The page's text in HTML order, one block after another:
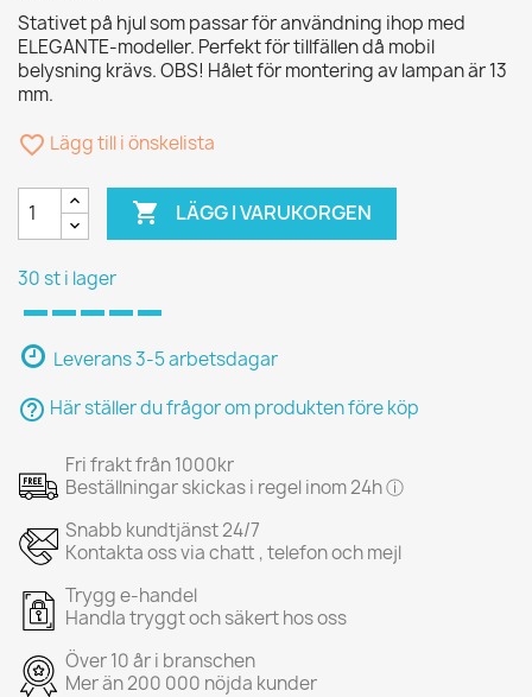
Stativet på hjul som passar för användning ihop med
ELEGANTE-modeller. Perfekt för tillfällen då mobil
belysning krävs. OBS! Hålet för montering av lampan är 13
mm.
favorite_border Lägg till i önskelista
 LÄGG I VARUKORGEN
30 st i lager
Leverans 3-5 arbetsdagar
help_outline Här ställer du frågor om produkten före köp
Fri frakt från 1000kr
Beställningar skickas i regel inom 24h ⓘ
Snabb kundtjänst 24/7
Kontakta oss via chatt , telefon och mejl
Trygg e-handel
Handla tryggt och säkert hos oss
Över 10 år i branschen
Mer än 200 000 nöjda kunder